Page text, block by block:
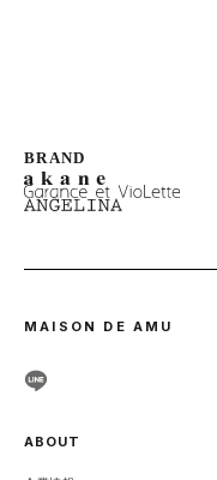
MAISON DE AMU
ABOUT